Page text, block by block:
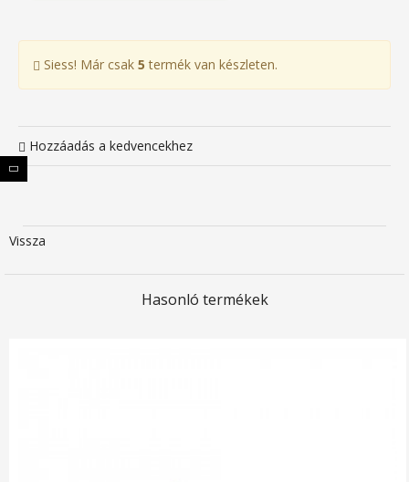
Siess! Már csak 5 termék van készleten.
Hozzáadás a kedvencekhez
Vissza
Hasonló termékek